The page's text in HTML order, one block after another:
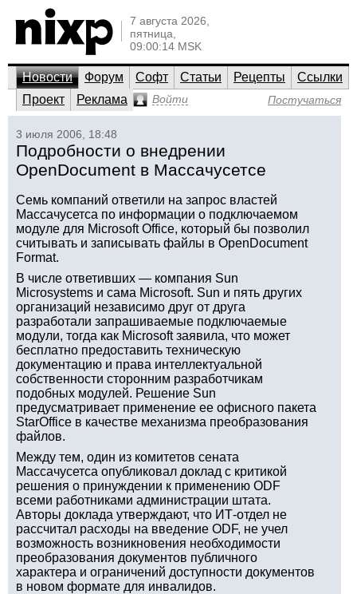
7 августа 2026,
пятница,
09:00:14 MSK
Новости Форум Софт Статьи Рецепты
Ссылки
Проект
Реклама Войти Постучаться
3 июля 2006, 18:48
Подробности о внедрении
OpenDocument в Массачусетсе
Семь компаний ответили на запрос властей
Массачусетса по информации о подключаемом
модуле для Microsoft Office, который бы позволил
считывать и записывать файлы в OpenDocument
Format.
В числе ответивших — компания Sun
Microsystems и сама Microsoft. Sun и пять других
организаций независимо друг от друга
разработали запрашиваемые подключаемые
модули, тогда как Microsoft заявила, что может
бесплатно предоставить техническую
документацию и права интеллектуальной
собственности сторонним разработчикам
подобных модулей. Решение Sun
предусматривает применение ее офисного пакета
StarOffice в качестве механизма преобразования
файлов.
Между тем, один из комитетов сената
Массачусетса опубликовал доклад с критикой
решения о принуждении к применению ODF
всеми работниками администрации штата.
Авторы доклада утверждают, что ИТ-отдел не
рассчитал расходы на введение ODF, не учел
возможность возникновения необходимости
преобразования документов публичного
характера и ограничений доступности документов
в новом формате для инвалидов.